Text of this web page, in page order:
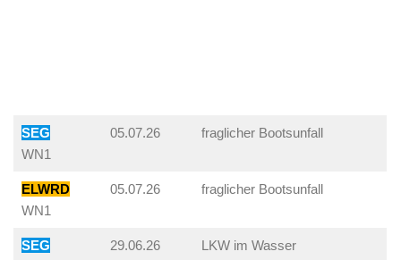
SEG
WN1
05.07.26 fraglicher Bootsunfall
ELWRD
WN1
05.07.26 fraglicher Bootsunfall
SEG
29.06.26 LKW im Wasser